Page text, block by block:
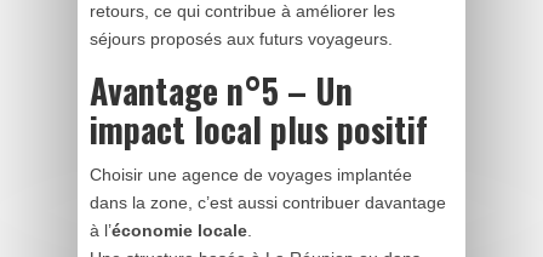
retours, ce qui contribue à améliorer les
séjours proposés aux futurs voyageurs.
Avantage n°5 – Un
impact local plus positif
Choisir une agence de voyages implantée
dans la zone, c’est aussi contribuer davantage
à l’économie locale